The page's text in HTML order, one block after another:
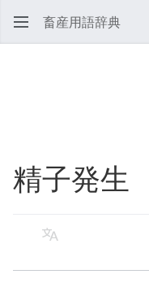
畜産用語辞典
精子発生
言語